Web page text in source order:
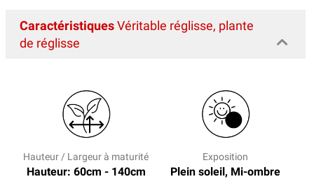
CaractéristiquesVéritable réglisse, plante
de réglisse
Hauteur / Largeur à maturité
Hauteur: 60cm - 140cm
Exposition
Plein soleil, Mi-ombre